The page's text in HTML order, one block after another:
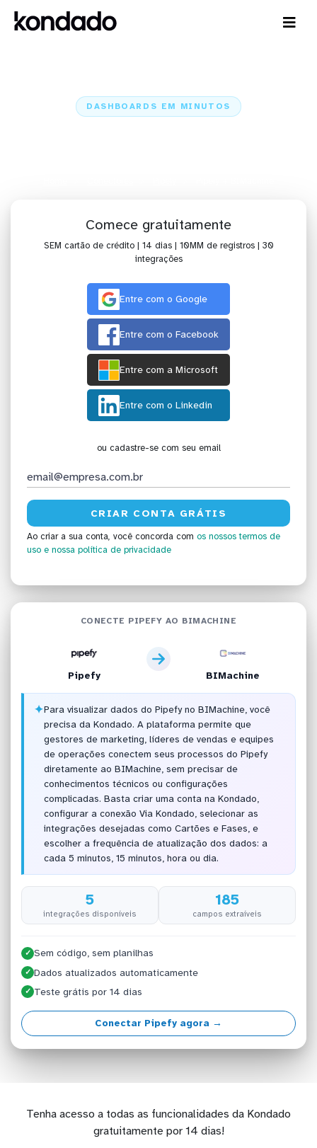
DASHBOARDS EM MINUTOS
Comece gratuitamente
SEM cartão de crédito | 14 dias | 10MM de registros | 30
integrações
Entre com o Google
Entre com o Facebook
Entre com a Microsoft
Entre com o Linkedin
ou cadastre-se com seu email
Ao criar a sua conta, você concorda com os nossos termos de
uso e nossa política de privacidade
CONECTE PIPEFY AO BIMACHINE
Pipefy BIMachine
✦Para visualizar dados do Pipefy no BIMachine, você
precisa da Kondado. A plataforma permite que
gestores de marketing, líderes de vendas e equipes
de operações conectem seus processos do Pipefy
diretamente ao BIMachine, sem precisar de
conhecimentos técnicos ou configurações
complicadas. Basta criar uma conta na Kondado,
configurar a conexão Via Kondado, selecionar as
integrações desejadas como Cartões e Fases, e
escolher a frequência de atualização dos dados: a
cada 5 minutos, 15 minutos, hora ou dia.
5
integrações disponíveis
185
campos extraíveis
✓ Sem código, sem planilhas
✓ Dados atualizados automaticamente
✓ Teste grátis por 14 dias
Conectar Pipefy agora →
Tenha acesso a todas as funcionalidades da Kondado
gratuitamente por 14 dias!